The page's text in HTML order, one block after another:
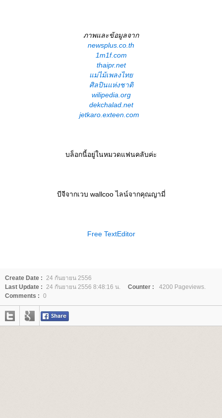
ภาพและข้อมูลจาก
newsplus.co.th
1m1f.com
thaipr.net
ม่ไม้เพลงไท
ศิลปินแห่งชาติ
wilipedia.org
dekchalad.net
jetkaro.exteen.com
บล็อกนี้อยู่ในหมวดแฟนคลับค่ะ
บีจีจากเวบ wallcoo ไลน์จากคุณญามี่
Free TextEditor
Create Date : 24 กันยายน 2556
Last Update : 24 กันยายน 2556 8:48:16 น. Counter :
4200 Pageviews.
Comments : 0